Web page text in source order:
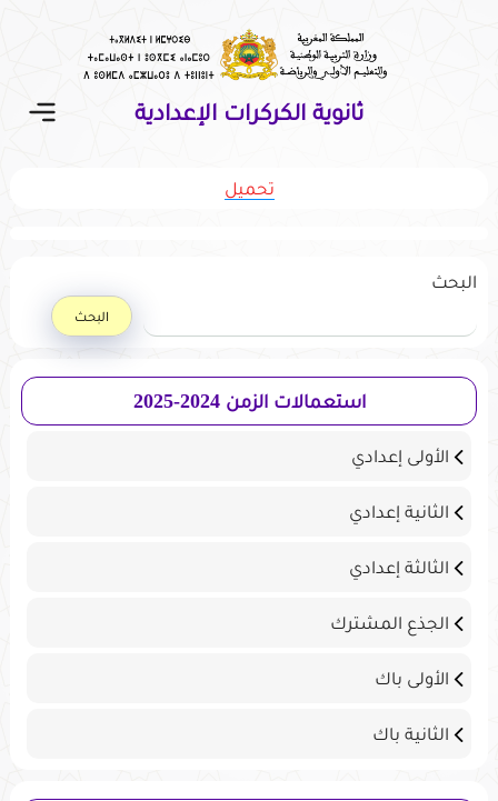
ثانوية الكركرات الإعدادية
القائمة
تحميل
البحث
البحث
استعمالات الزمن 2024-2025
الأولى إعدادي
الثانية إعدادي
الثالثة إعدادي
الجذع المشترك
الأولى باك
الثانية باك